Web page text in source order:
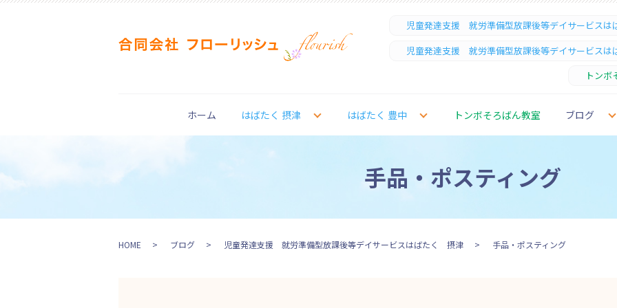
児童発達支援 就労準備型放課後等デイサービス
児童発達支援 就労準備型放課後等デイサービス
トンボ
ホーム はばたく 摂津 はばたく 豊中 トンボそろばん教室 ブログ
手品・ポスティング
HOME ブログ 児童発達支援 就労準備型放課後等デイサービスはばたく 摂津 手品・ポスティング